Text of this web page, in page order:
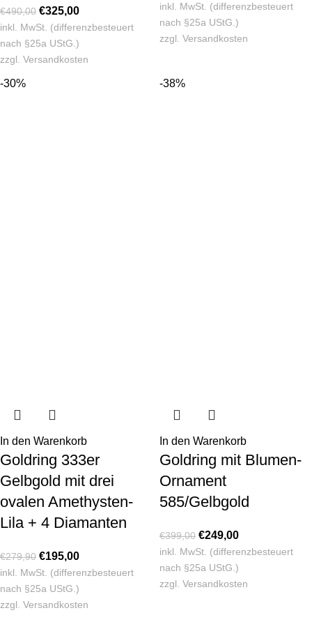
€490,00 €325,00
inkl. MwSt. (differenzbesteuert
nach §25a UStG.)
zzgl. Versandkosten
inkl. MwSt. (differenzbesteuert
nach §25a UStG.)
zzgl. Versandkosten
-30%
In den Warenkorb
Goldring 333er
Gelbgold mit drei
ovalen Amethysten-
Lila + 4 Diamanten
€279,90 €195,00
inkl. MwSt. (differenzbesteuert
nach §25a UStG.)
zzgl. Versandkosten
-38%
In den Warenkorb
Goldring mit Blumen-
Ornament
585/Gelbgold
€399,00 €249,00
inkl. MwSt. (differenzbesteuert
nach §25a UStG.)
zzgl. Versandkosten